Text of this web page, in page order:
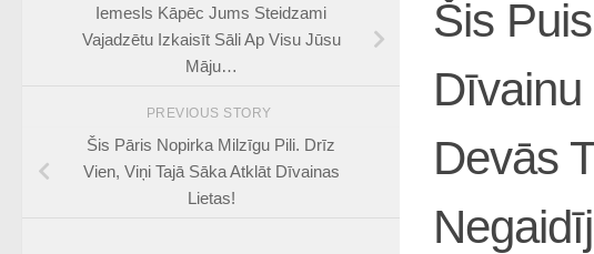
Šis
Devās
Iemesls Kāpēc Jums Steidzami
Vajadzētu Izkaisīt Sāli Ap Visu Jūsu
Māju…
PREVIOUS STORY
Šis Pāris Nopirka Milzīgu Pili. Drīz
Vien, Viņi Tajā Sāka Atklāt Dīvainas
Lietas!